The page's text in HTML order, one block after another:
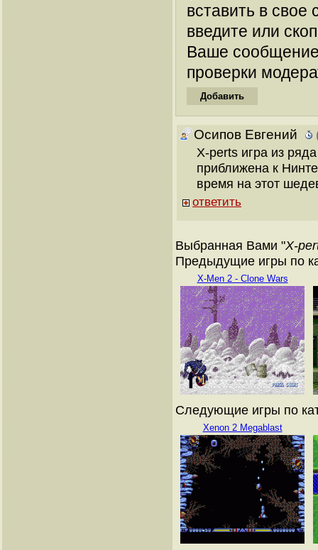
вставить в
введите или
Ваше
проверки
Осипов Евгений
X-perts игра из
приближена к
время на этот
ответить
Выбранная Вами "X-
Предыдущие игры по
X-Men 2 - Clone Wars
Следующие игры по
Xenon 2 Megablast